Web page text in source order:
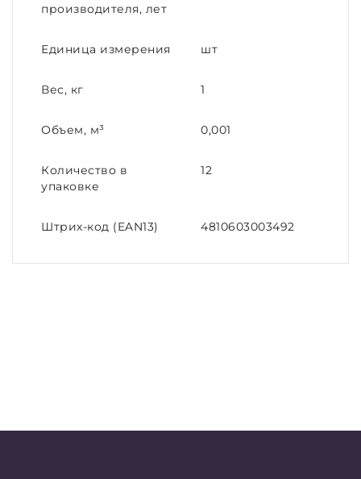
производителя, лет
Единица измерения шт
Вес, кг 1
Объем, м³ 0,001
Количество в
упаковке
12
Штрих-код (EAN13) 4810603003492